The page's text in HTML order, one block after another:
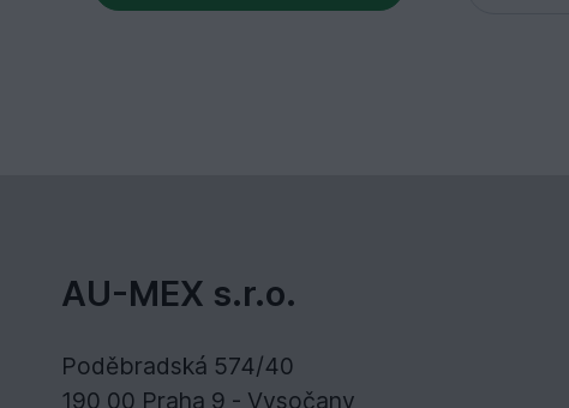
AU-MEX s.r.o.
Poděbradská 574/40
190 00 Praha 9 - Vysočany